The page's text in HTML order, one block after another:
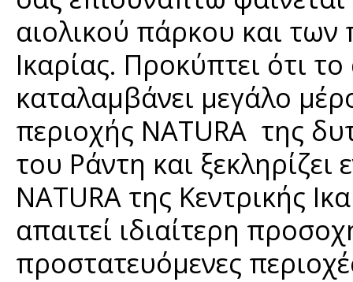
αιολικού πάρκου και
Ικαρίας. Προκύπτει ότι
καταλαμβάνει μεγάλο
περιοχής NATURA της
του Ράντη και
NATURA της Κεντρικής
απαιτεί ιδιαίτερη
προστατευόμενες